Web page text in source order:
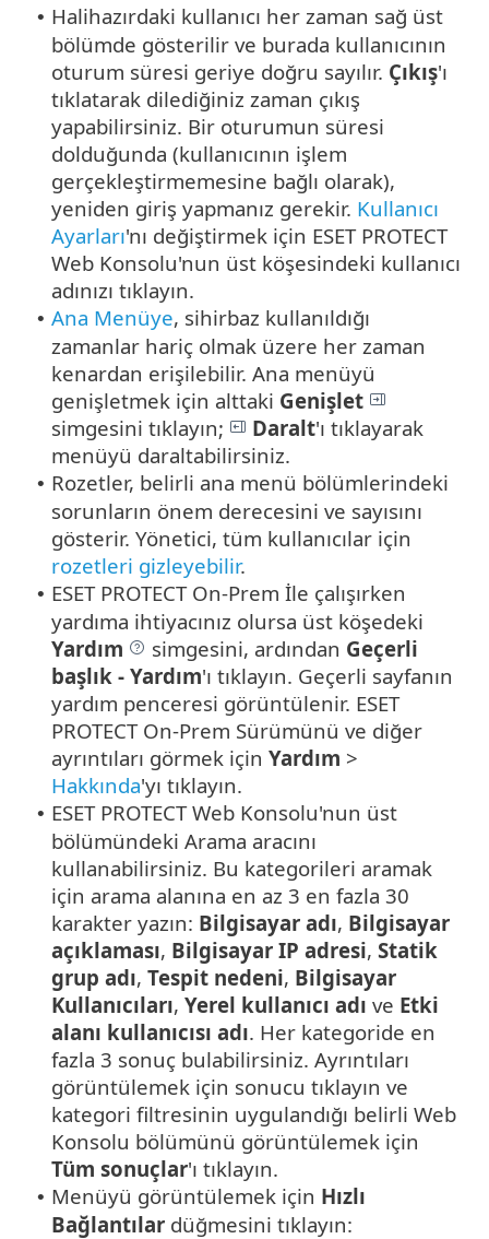
• Halihazırdaki kullanıcı her zaman sağ üst
bölümde gösterilir ve burada kullanıcının
oturum süresi geriye doğru sayılır. Çıkış'ı
tıklatarak dilediğiniz zaman çıkış
yapabilirsiniz. Bir oturumun süresi
dolduğunda (kullanıcının işlem
gerçekleştirmemesine bağlı olarak),
yeniden giriş yapmanız gerekir. Kullanıcı
Ayarları'nı değiştirmek için ESET PROTECT
Web Konsolu'nun üst köşesindeki kullanıcı
adınızı tıklayın.
• Ana Menüye, sihirbaz kullanıldığı
zamanlar hariç olmak üzere her zaman
kenardan erişilebilir. Ana menüyü
genişletmek için alttaki Genişlet
simgesini tıklayın;
Daralt'ı tıklayarak
menüyü daraltabilirsiniz.
• Rozetler, belirli ana menü bölümlerindeki
sorunların önem derecesini ve sayısını
gösterir. Yönetici, tüm kullanıcılar için
rozetleri gizleyebilir.
• ESET PROTECT On-Prem İle çalışırken
yardıma ihtiyacınız olursa üst köşedeki
Yardım
simgesini, ardından Geçerli
başlık - Yardım'ı tıklayın. Geçerli sayfanın
yardım penceresi görüntülenir. ESET
PROTECT On-Prem Sürümünü ve diğer
ayrıntıları görmek için Yardım >
Hakkında'yı tıklayın.
• ESET PROTECT Web Konsolu'nun üst
bölümündeki Arama aracını
kullanabilirsiniz. Bu kategorileri aramak
için arama alanına en az 3 en fazla 30
karakter yazın: Bilgisayar adı, Bilgisayar
açıklaması, Bilgisayar IP adresi, Statik
grup adı, Tespit nedeni, Bilgisayar
Kullanıcıları, Yerel kullanıcı adı ve Etki
alanı kullanıcısı adı. Her kategoride en
fazla 3 sonuç bulabilirsiniz. Ayrıntıları
görüntülemek için sonucu tıklayın ve
kategori filtresinin uygulandığı belirli Web
Konsolu bölümünü görüntülemek için
Tüm sonuçlar'ı tıklayın.
• Menüyü görüntülemek için Hızlı
Bağlantılar düğmesini tıklayın: